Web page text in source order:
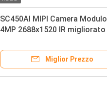
SC450AI MIPI Camera Modulo
4MP 2688x1520 IR migliorato
Miglior Prezzo